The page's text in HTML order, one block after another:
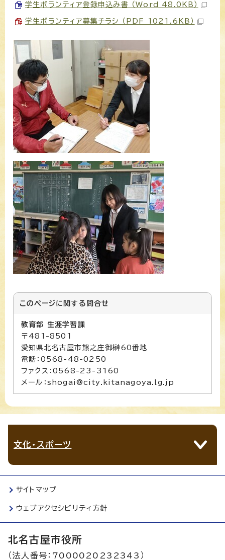
学生ボランティア登録申込み書 （Word 48.0KB）
学生ボランティア募集チラシ （PDF 1021.6KB）
このページに関する 問合せ
教育部 生涯学習課
〒481-8501
愛知県北名古屋市熊之庄御榊60番地
電話：0568-48-0250
ファクス：0568-23-3160
メール：shogai@city.kitanagoya.lg.jp
文化・スポーツ
サイトマップ
ウェブアクセシビリティ方針
北名古屋市役所
（法人番号：7000020232343）